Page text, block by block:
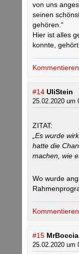
von uns
seinen
gehören.“
Hier ist alles
konnte,
Kommentieren
#14 UliStein
25.02.2020 um
ZITAT:
„Es wurde
hatte die
machen, wie
Wo wurde
Kommentieren
#15 MrBoccia
25.02.2020 um